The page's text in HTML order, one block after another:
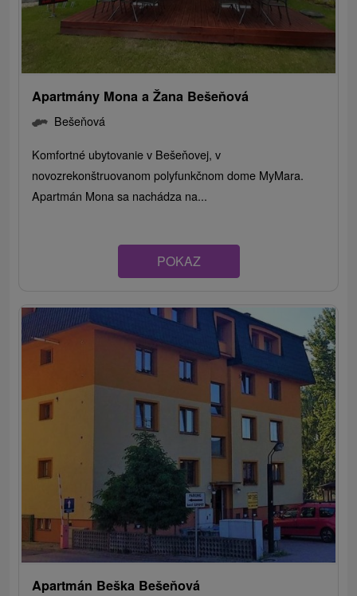
Apartmány Mona a Žana Bešeňová
Bešeňová
Komfortné ubytovanie v Bešeňovej, v
novozrekonštruovanom polyfunkčnom dome MyMara.
Apartmán Mona sa nachádza na...
POKAZ
Apartmán Beška Bešeňová